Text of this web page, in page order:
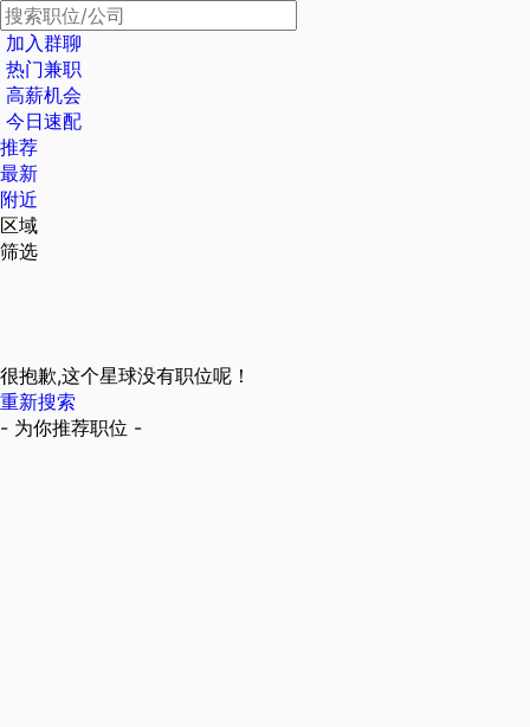
加入群聊
热门兼职
高薪机会
今日速配
推荐
最新
附近
区域
筛选
很抱歉,这个星球没有职位呢！
重新搜索
- 为你推荐职位 -